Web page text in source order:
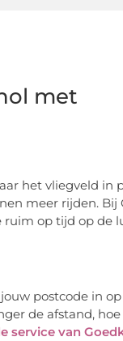
met
het vliegveld in
meer rijden. Bij
ruim op tijd op de
postcode in
de afstand,
service van